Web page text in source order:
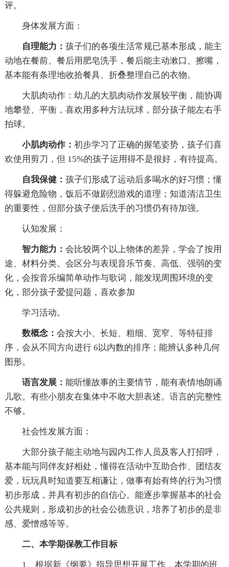
评。
身体发展方面：
自理能力： 孩子们的各项生活常规已基本形成，能主
动地在餐前、餐后用肥皂洗手，餐后能主动漱口、擦嘴，
基本能有条理地收拾餐具、折叠整理自己的衣物。
大肌肉动作：幼儿的大肌肉动作发展较平衡，能协调
地攀登、平衡，喜欢用多种方法玩球，部分孩子能左右手
拍球。
小肌肉动作： 初步学习了正确的握笔姿势，孩子们喜
欢使用剪刀，但 15%的孩子运用得不是很好，有待提高。
自我保健： 孩子们形成了运动后多喝水的好习惯；懂
得躲避危险物，饭后不做剧烈游戏的道理；知道清洁卫生
的重要性，但部分孩子便后洗手的习惯仍有待加强。
认知发展：
智力能力： 会比较两个以上物体的差异，学会了按用
途、材料分类。会区分与表现音乐节奏、高低、强弱的变
化，会按音乐编简单动作与歌词，能发现周围环境的变
化，部分孩子爱提问题，喜欢参加
学习活动。
数概念： 会按大小、长短、粗细、宽窄、等特征排
序，会从不同方向进行 6以内数的排序；能辨认多种几何
图形。
语言发展： 能听懂故事的主要情节，能有表情地朗诵
儿歌。有些小朋友在集体中不敢大胆表述。语言的完整性
不够。
社会性发展方面：
大部分孩子能主动地与园内工作人员及客人打招呼，
基本能与同伴友好相处，懂得在活动中互助合作、团结友
爱，玩玩具时知道要互相谦让，做事有始有终的行为习惯
初步形成，并具有初步的自信心。能逐步掌握基本的社会
公共规则，形成初步的社会公德意识，培养了初步的是非
感、爱憎感等等。
二、本学期保教工作目标
1、根据新《纲要》指导思想开展工作，本学期的班